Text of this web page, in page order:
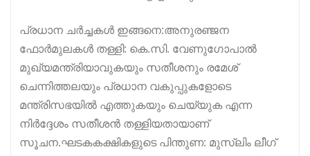
പ്രധാന ചർച്ചകൾ ഇങ്ങനെ:അനുരഞ്ജന
ഫോർമുലകൾ തള്ളി: കെ.സി. വേണുഗോപാൽ
മുഖ്യമന്ത്രിയാവുകയും സതീശനും രമേശ്
ചെന്നിത്തലയും പ്രധാന വകുപ്പുകളോടെ
മന്ത്രിസഭയിൽ എത്തുകയും ചെയ്യുക എന്ന
നിർദ്ദേശം സതീശൻ തള്ളിയതായാണ്
സൂചന.ഘടകകക്ഷികളുടെ പിന്തുണ: മുസ്ലിം ലീഗ്